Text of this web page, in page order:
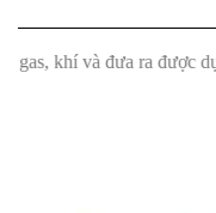
và đưa ra được dự đoán